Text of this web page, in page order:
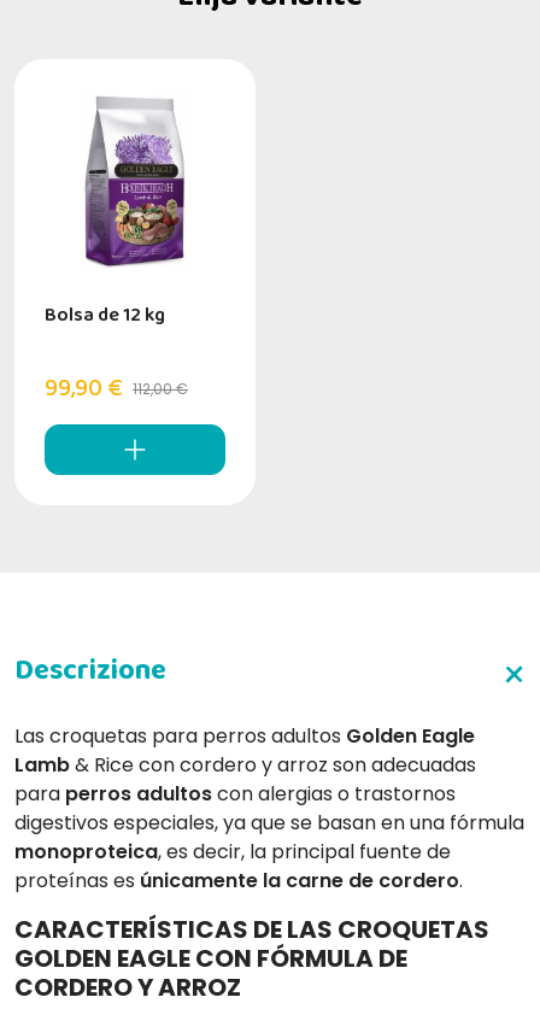
Bolsa de 12 kg
99,90 € 112,00 €
Las croquetas para perros adultos Golden Eagle
Lamb& Rice con cordero y arroz son adecuadas
para perros adultoscon alergias o trastornos
digestivos especiales, ya que se basan en una fórmula
monoproteica, es decir, la principal fuente de
proteínas es únicamente la carne de cordero.
CARACTERÍSTICAS DE LAS CROQUETAS
GOLDEN EAGLE CON FÓRMULA DE
CORDERO Y ARROZ